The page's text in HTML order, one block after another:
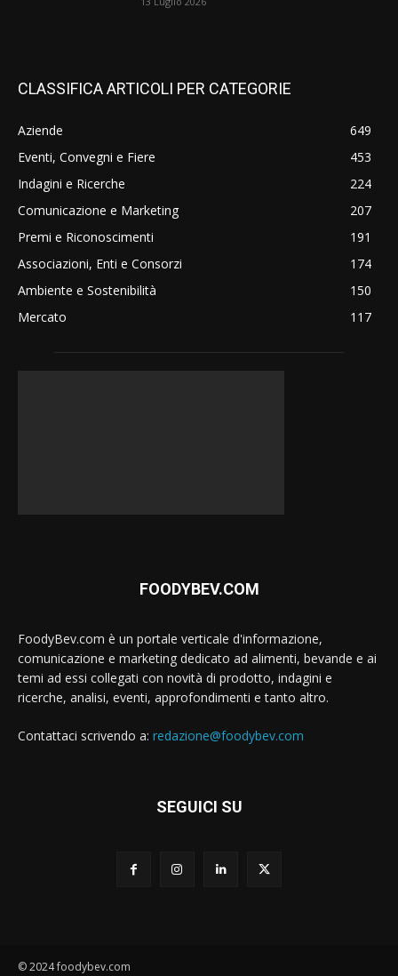
CLASSIFICA ARTICOLI PER CATEGORIE
Aziende
649
Eventi, Convegni e Fiere
453
Indagini e Ricerche
224
Comunicazione e Marketing
207
Premi e Riconoscimenti
191
Associazioni, Enti e Consorzi
174
Ambiente e Sostenibilità
150
Mercato
117
FOODYBEV.COM
FoodyBev.com è un portale verticale d'informazione,
comunicazione e marketing dedicato ad alimenti, bevande e ai
temi ad essi collegati con novità di prodotto, indagini e
ricerche, analisi, eventi, approfondimenti e tanto altro.
Contattaci scrivendo a: redazione@foodybev.com
SEGUICI SU
© 2024 foodybev.com